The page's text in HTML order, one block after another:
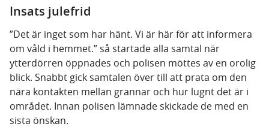
Insats julefrid
”Det är inget som har hänt. Vi är här för att informera
om våld i hemmet.” så startade alla samtal när
ytterdörren öppnades och polisen möttes av en orolig
blick. Snabbt gick samtalen över till att prata om den
nära kontakten mellan grannar och hur lugnt det är i
området. Innan polisen lämnade skickade de med en
sista önskan.